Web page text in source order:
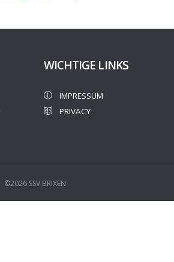
WICHTIGE LINKS
IMPRESSUM
PRIVACY
©2026 SSV BRIXEN